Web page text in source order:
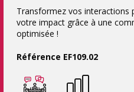
Transformez vos interactions
votre impact grâce à une
optimisée !
Référence EF109.02